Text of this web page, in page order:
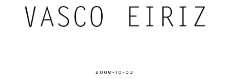
2008-10-03